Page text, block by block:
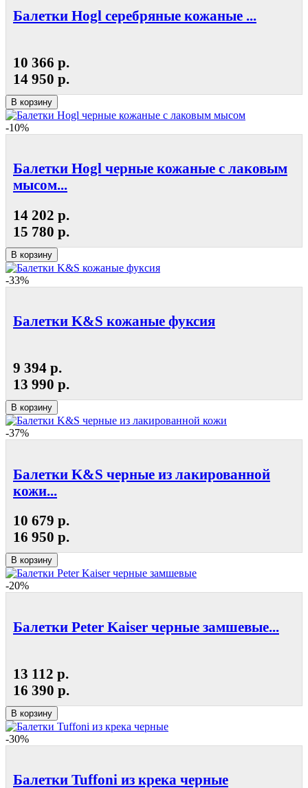
Балетки Hogl серебряные кожаные ...
10 366 р.
14 950 р.
В корзину
-10%
Балетки Hogl черные кожаные с лаковым
мысом...
14 202 р.
15 780 р.
В корзину
-33%
Балетки K&S кожаные фуксия
9 394 р.
13 990 р.
В корзину
-37%
Балетки K&S черные из лакированной
кожи...
10 679 р.
16 950 р.
В корзину
-20%
Балетки Peter Kaiser черные замшевые...
13 112 р.
16 390 р.
В корзину
-30%
Балетки Tuffoni из крека черные